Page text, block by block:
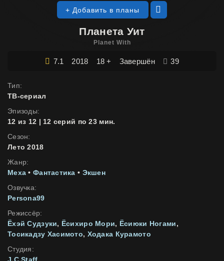
Планета Уит
Planet With
7.1 2018 18 + Завершён 39
+ Добавить в планы
Тип:
ТВ-сериал
Эпизоды:
12 из 12 | 12 серий по 23 мин.
Сезон:
Лето 2018
Жанр:
Меха • Фантастика • Экшен
Озвучка:
Persona99
Режиссёр:
Ёхэй Судзуки, Ёсихиро Мори, Ёсиюки Ногами,
Тосикадзу Хасимото, Ходака Курамото
Студия: